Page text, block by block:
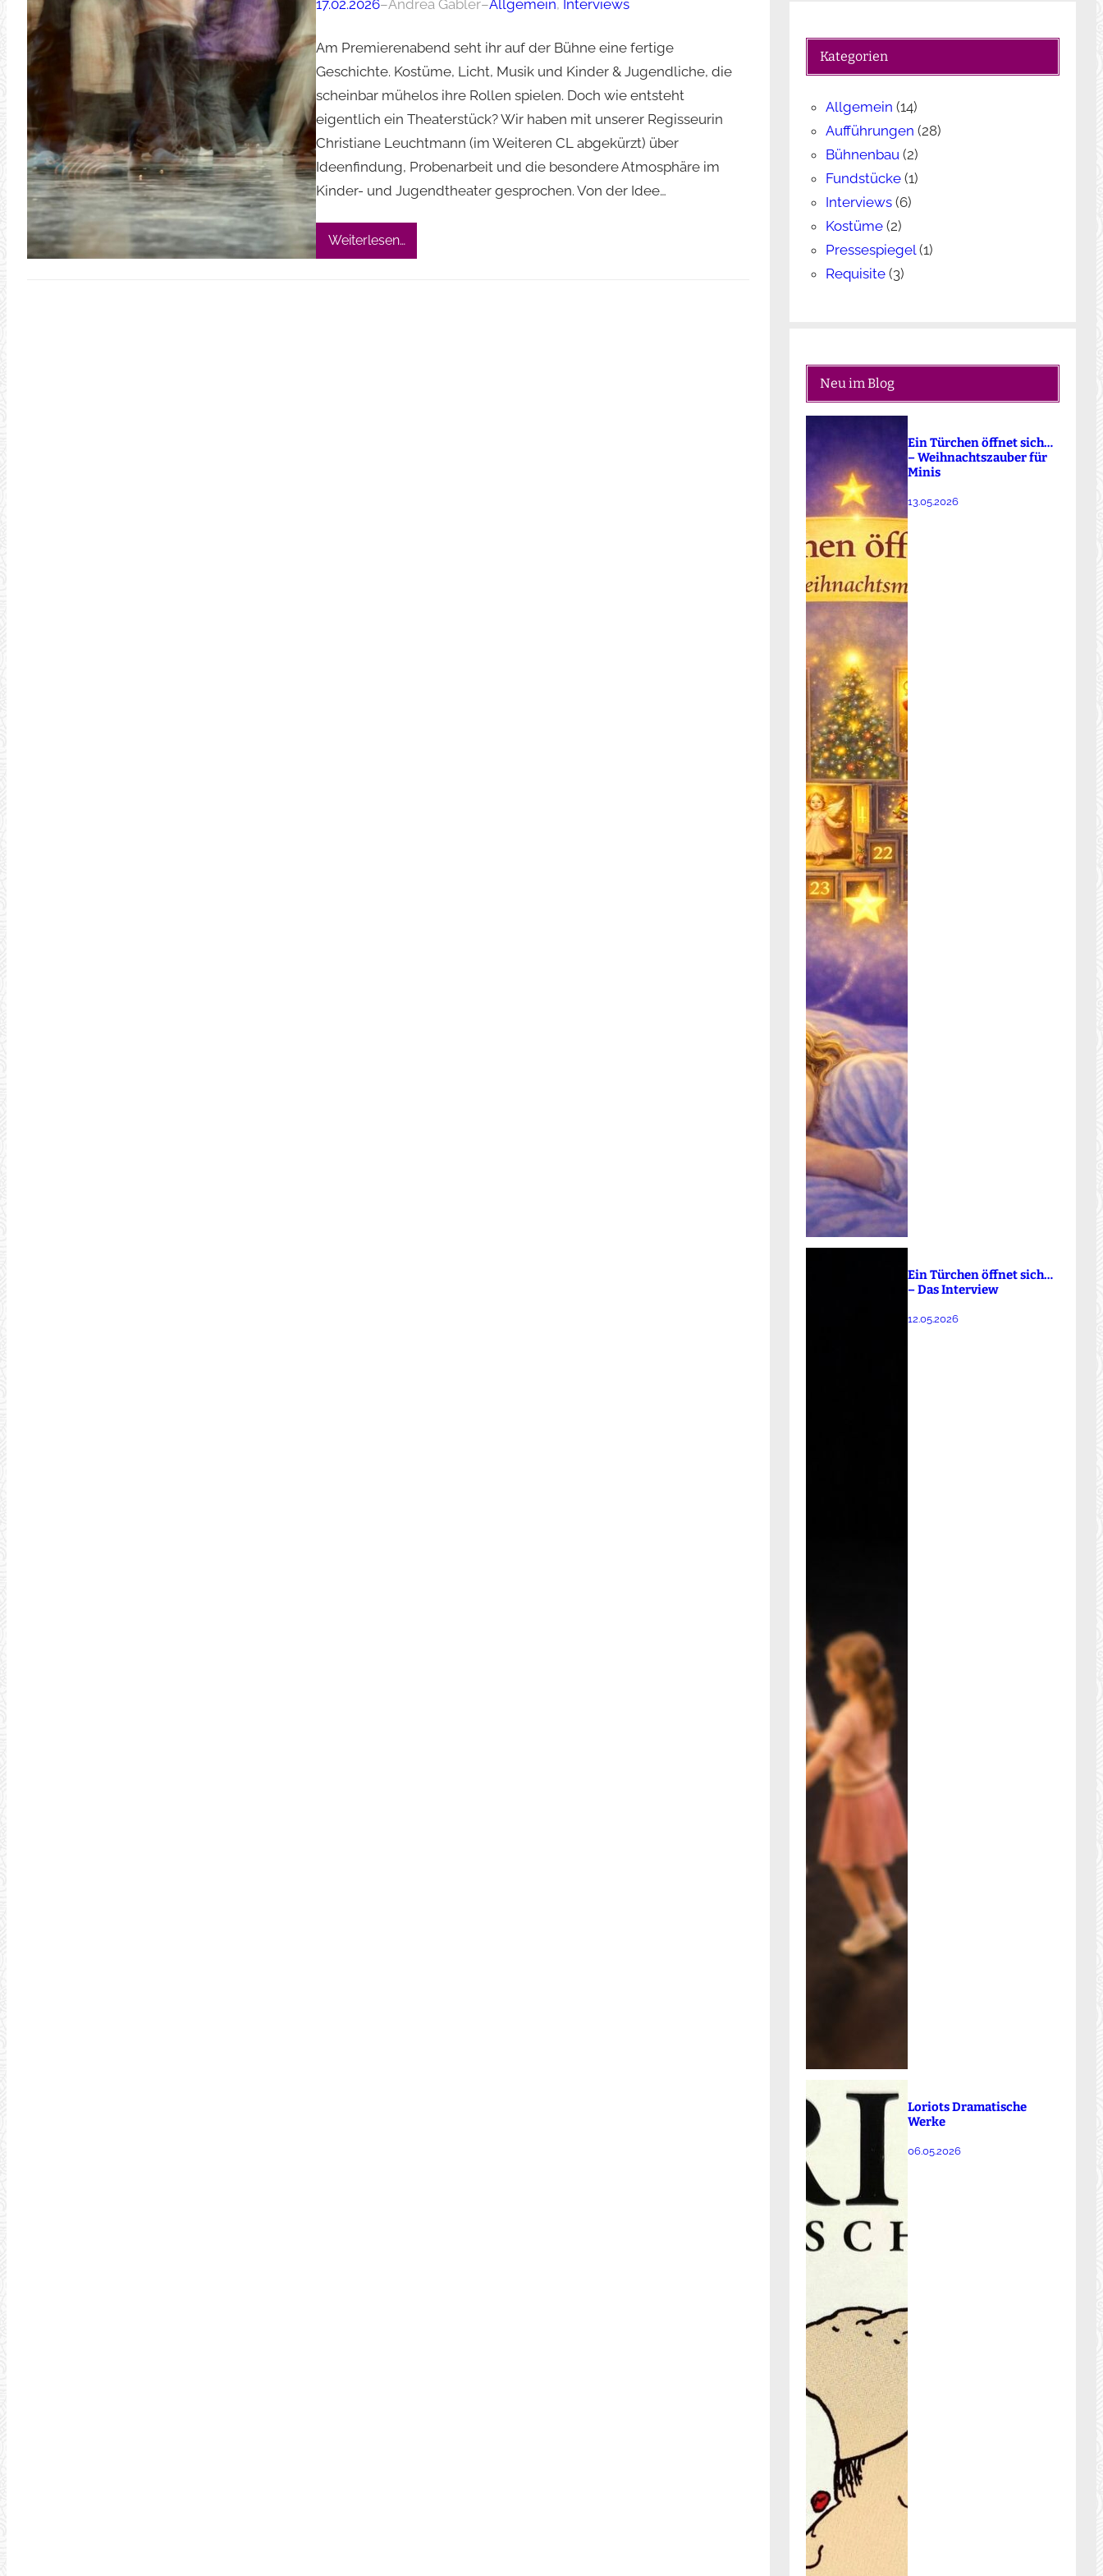
17.02.2026–Andrea Gäbler–Allgemein, Interviews
Am Premierenabend seht ihr auf der Bühne eine fertige
Geschichte. Kostüme, Licht, Musik und Kinder & Jugendliche, die
scheinbar mühelos ihre Rollen spielen. Doch wie entsteht
eigentlich ein Theaterstück? Wir haben mit unserer Regisseurin
Christiane Leuchtmann (im Weiteren CL abgekürzt) über
Ideenfindung, Probenarbeit und die besondere Atmosphäre im
Kinder- und Jugendtheater gesprochen. Von der Idee…
Weiterlesen…
n
Kategorien
Allgemein (14)
Aufführungen (28)
Bühnenbau (2)
Fundstücke (1)
Interviews (6)
Kostüme (2)
Pressespiegel (1)
Requisite (3)
Neu im Blog
Ein Türchen öffnet sich…
– Weihnachtszauber für
Minis
13.05.2026
Ein Türchen öffnet sich…
– Das Interview
12.05.2026
Loriots Dramatische
Werke
06.05.2026